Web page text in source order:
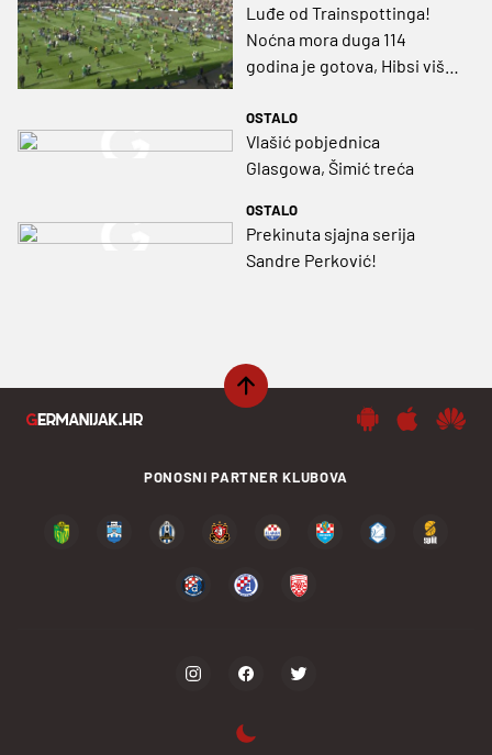
Luđe od Trainspottinga!
Noćna mora duga 114
godina je gotova, Hibsi više
OSTALO
Vlašić pobjednica
Glasgowa, Šimić treća
OSTALO
Prekinuta sjajna serija
Sandre Perković!
PONOSNI PARTNER KLUBOVA